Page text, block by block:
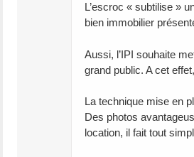
L’escroc « subtilise »
bien immobilier
Aussi, l’IPI souhaite
grand public. A cet
La technique mise en
Des photos
location, il fait tout